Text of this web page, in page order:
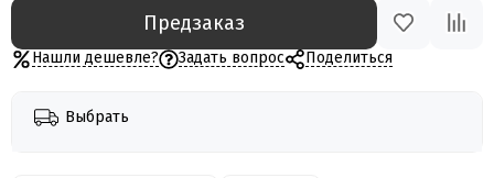
Предзаказ
Нашли дешевле? Задать вопрос Поделиться
Выбрать